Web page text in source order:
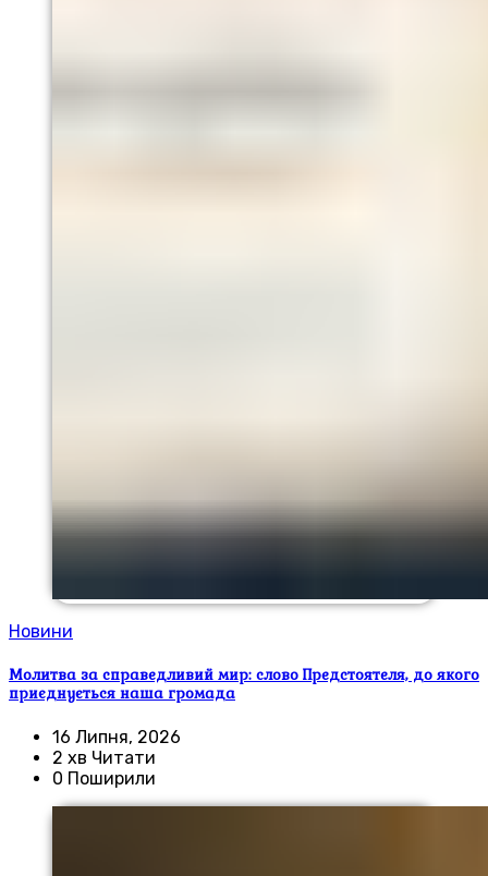
Новини
Молитва за справедливий мир: слово Предстоятеля, до якого
приєднується наша громада
16 Липня, 2026
2 хв Читати
0 Поширили